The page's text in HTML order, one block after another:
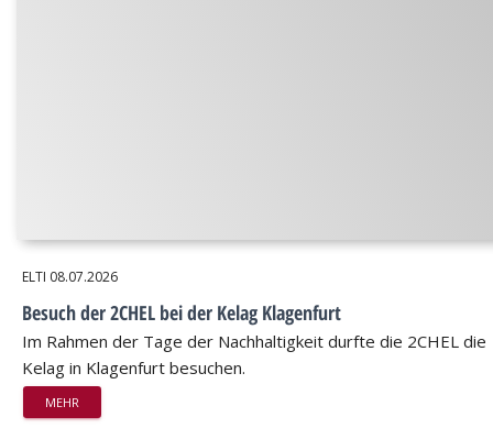
ELTI 08.07.2026
Besuch der 2CHEL bei der Kelag Klagenfurt
Im Rahmen der Tage der Nachhaltigkeit durfte die 2CHEL die
Kelag in Klagenfurt besuchen.
MEHR